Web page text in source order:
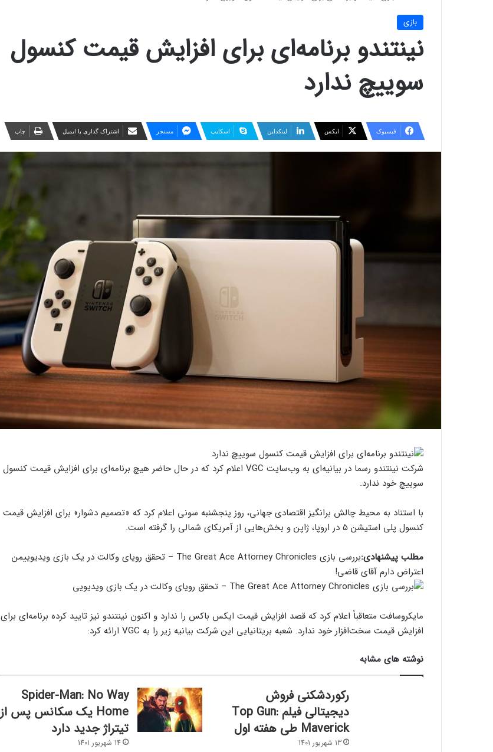
بازی
نینتندو برنامه‌ای برای افزایش قیمت کنسول
سوییچ ندارد
فیسبوک ایکس لینکداین اسکایپ مسنجر اشتراک گذاری با ایمیل چاپ
شرکت نینتندو رسما در بیانیه‌ای به وب‌سایت VGC اعلام کرد که در حال حاضر هیچ برنامه‌ای برای افزایش قیمت کنسول
سوییچ خود ندارد.
با استناد به محیط چالش برانگیز اقتصادی جهانی، روز پنجشنبه سونی اعلام کرد که «تصمیم دشوار» برای افزایش قیمت
کنسول پلی استیشن ۵ در اروپا، ژاپن و بخش‌هایی از آمریکای شمالی را گرفته است.
مطلب پیشنهادی:بررسی بازی The Great Ace Attorney Chronicles – تحقق رویای وکالت در یک بازی ویدیویی
من
اعتراض دارم آقای قاضی!
مایکروسافت متعاقباً اعلام کرد که قصد افزایش قیمت ایکس‌ باکس را ندارد و اکنون نینتندو نیز تایید کرده برنامه‌ای برای
افزایش قیمت سخت‌افزار خود ندارد. شعبه بریتانیایی این شرکت بیانیه زیر را به VGC ارائه کرد:
نوشته های مشابه
رکوردشکنی فروش
دیجیتالی فیلم Top Gun:
Maverick طی هفته اول
13 شهریور 1401
Spider-Man: No Way
Home یک سکانس پس از
تیتراژ جدید دارد
14 شهریور 1401